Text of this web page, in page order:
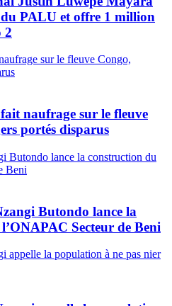
PALU et offre 1 million
2
naufrage sur le fleuve
portés disparus
Butondo lance la
Secteur de Beni